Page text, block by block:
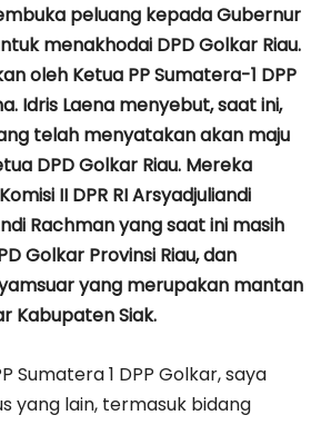
peluang kepada Gubernur
menakhodai DPD Golkar Riau.
oleh Ketua PP Sumatera-1 DPP
Idris Laena menyebut, saat ini,
telah menyatakan akan maju
DPD Golkar Riau. Mereka
II DPR RI Arsyadjuliandi
Rachman yang saat ini masih
Golkar Provinsi Riau, dan
yang merupakan mantan
Kabupaten Siak.
Sumatera 1 DPP Golkar, saya
yang lain, termasuk bidang